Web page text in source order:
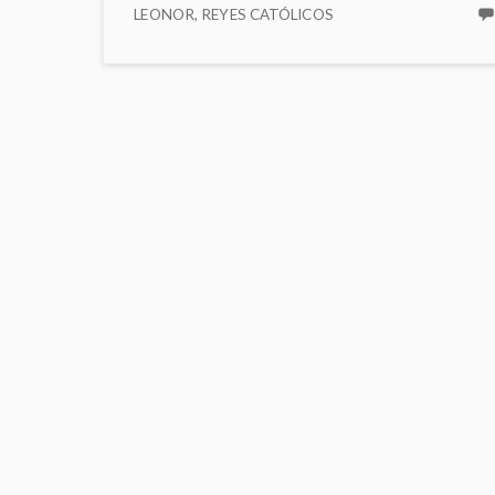
LEONOR, REYES CATÓLICOS